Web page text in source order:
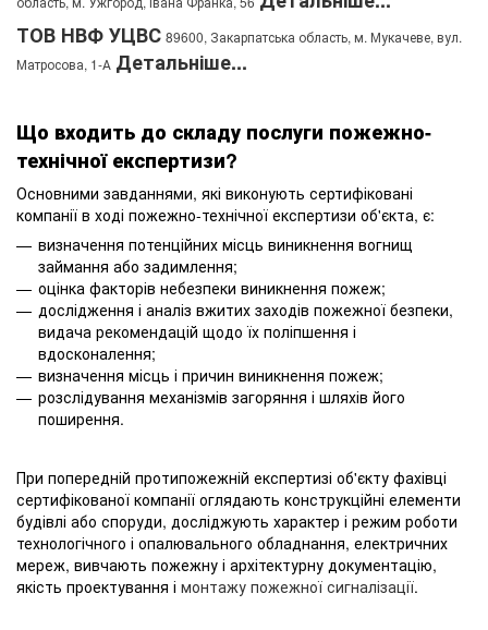
ТОВ НВФ УЦВС 89600, Закарпатська область, м. Мукачеве, вул.
Матросова, 1-А Детальніше...
Що входить до складу послуги пожежно-
технічної експертизи?
Основними завданнями, які виконують сертифіковані
компанії в ході пожежно-технічної експертизи об'єкта, є:
визначення потенційних місць виникнення вогнищ
займання або задимлення;
оцінка факторів небезпеки виникнення пожеж;
дослідження і аналіз вжитих заходів пожежної безпеки,
видача рекомендацій щодо їх поліпшення і
вдосконалення;
визначення місць і причин виникнення пожеж;
розслідування механізмів загоряння і шляхів його
поширення.
При попередній протипожежній експертизі об'єкту фахівці
сертифікованої компанії оглядають конструкційні елементи
будівлі або споруди, досліджують характер і режим роботи
технологічного і опалювального обладнання, електричних
мереж, вивчають пожежну і архітектурну документацію,
якість проектування і монтажу пожежної сигналізації.